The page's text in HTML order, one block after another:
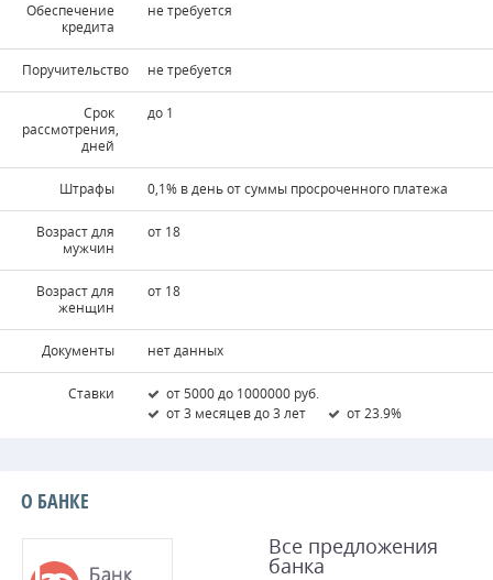
Обеспечение
кредита
не требуется
Поручительство не требуется
Срок
рассмотрения,
дней
до 1
Штрафы 0,1% в день от суммы просроченного платежа
Возраст для
мужчин
от 18
Возраст для
женщин
от 18
Документы нет данных
Ставки
от 5000 до 1000000 руб.
от 3 месяцев до 3 лет
от 23.9%
О БАНКЕ
Все предложения
банка